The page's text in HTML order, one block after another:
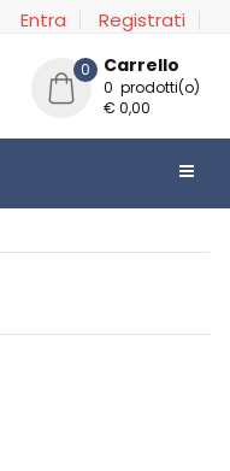
Entra Registrati
0 Carrello
0 prodotti(o)
€ 0,00